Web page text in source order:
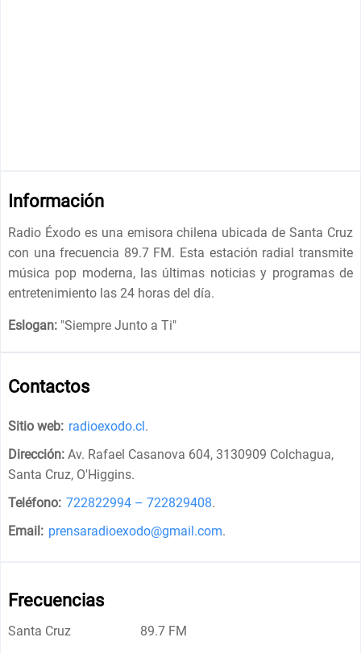
Información
Radio Éxodo es una emisora chilena ubicada de Santa Cruz
con una frecuencia 89.7 FM. Esta estación radial transmite
música pop moderna, las últimas noticias y programas de
entretenimiento las 24 horas del día.
Eslogan: "Siempre Junto a Ti"
Contactos
Sitio web: radioexodo.cl.
Dirección: Av. Rafael Casanova 604, 3130909 Colchagua,
Santa Cruz, O'Higgins.
Teléfono: 722822994 – 722829408.
Email: prensaradioexodo@gmail.com.
Frecuencias
Santa Cruz 89.7 FM